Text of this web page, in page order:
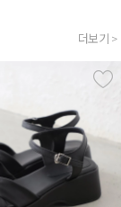
더보기 >